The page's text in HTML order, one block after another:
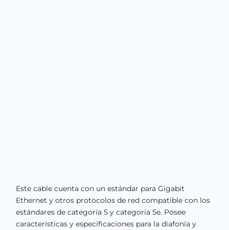
Este cable cuenta con un estándar para Gigabit
Ethernet y otros protocolos de red compatible con los
estándares de categoría 5 y categoría 5e. Posee
características y especificaciones para la diafonía y